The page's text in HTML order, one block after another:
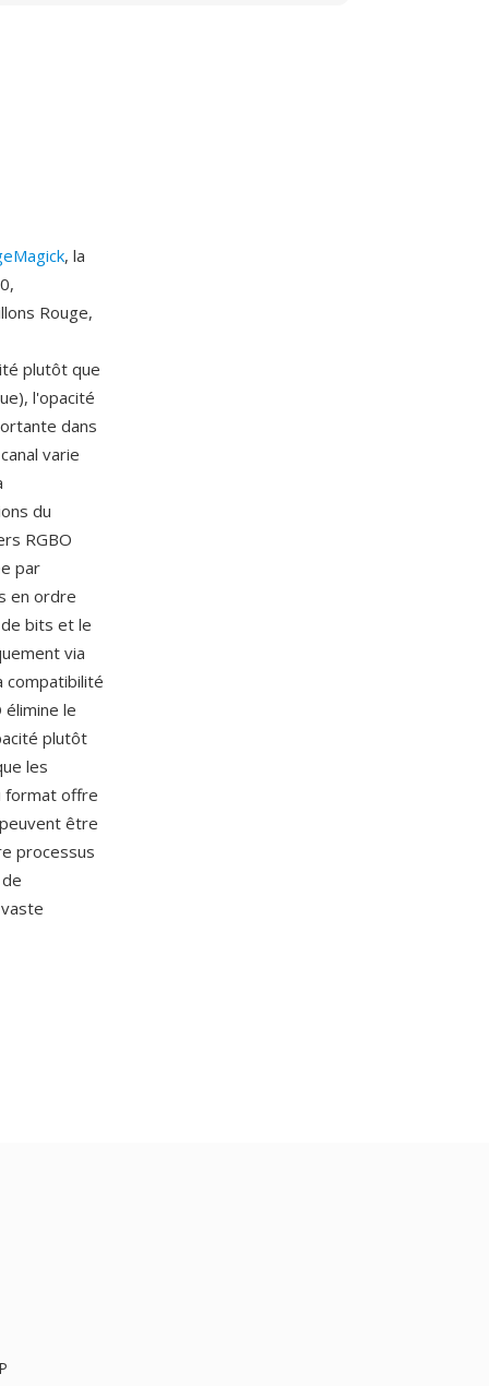
, la
Rouge,
plutôt que
l'opacité
dans
varie
du
RGBO
par
en ordre
bits et le
via
compatibilité
le
plutôt
les
format offre
être
processus